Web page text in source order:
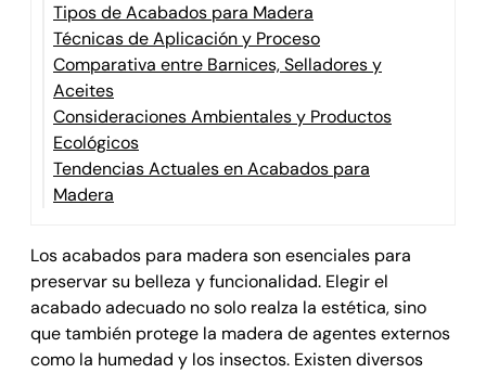
Tipos de Acabados para Madera
Técnicas de Aplicación y Proceso
Comparativa entre Barnices, Selladores y
Aceites
Consideraciones Ambientales y Productos
Ecológicos
Tendencias Actuales en Acabados para
Madera
Los acabados para madera son esenciales para
preservar su belleza y funcionalidad. Elegir el
acabado adecuado no solo realza la estética, sino
que también protege la madera de agentes externos
como la humedad y los insectos. Existen diversos